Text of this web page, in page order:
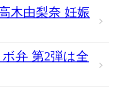
木由梨奈 妊娠
弁 第2弾は全